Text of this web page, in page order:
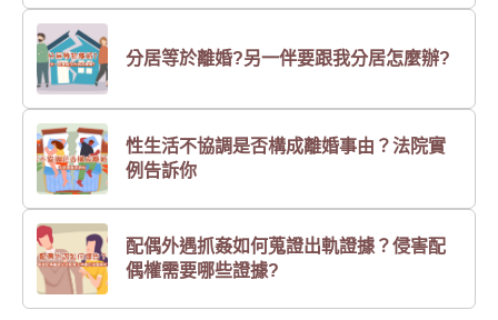
分居等於離婚?另一伴要跟我分居怎麼辦?
性生活不協調是否構成離婚事由？法院實
例告訴你
配偶外遇抓姦如何蒐證出軌證據？侵害配
偶權需要哪些證據?